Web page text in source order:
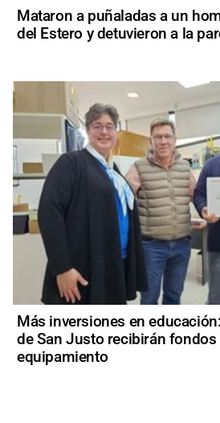
Mataron a puñaladas a un
del Estero y detuvieron a la
Más inversiones en
de San Justo recibirán fondos
equipamiento